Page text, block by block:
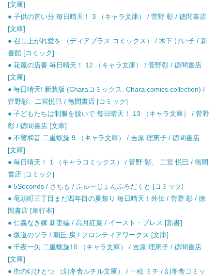
[文庫]
● 子供の言い分 毎日晴天！ 3 （キャラ文庫） / 菅野 彰 / 徳間書店
[文庫]
● 召し上がれ愛を （ディアプラス コミックス） / 木下 けい子 / 新
書館 [コミック]
● 花屋の店番 毎日晴天！ 12 （キャラ文庫） / 菅野彰 / 徳間書店
[文庫]
● 毎日晴天! 新装版 (Charaコミックス. Chara comics collection) /
菅野彰、二宮悦巳 / 徳間書店 [コミック]
● 子どもたちは制服を脱いで 毎日晴天！ 13 （キャラ文庫） / 菅野
彰 / 徳間書店 [文庫]
● 不響和音 二重螺旋 9 （キャラ文庫） / 吉原 理恵子 / 徳間書店
[文庫]
● 毎日晴天！ 1 （キャラコミックス） / 菅野 彰、 二宮 悦巳 / 徳間
書店 [コミック]
● 5Seconds / さちも / ふゅーじょんぷろだくと [コミック]
● 竜頭町三丁目まだ四年目の夏祭り 毎日晴天！外伝 / 菅野 彰 / 徳
間書店 [単行本]
● 仁義なき嫁 新妻編 / 高月紅葉 / イースト・プレス [新書]
● 坂道のソラ / 朝丘 戻 / フロンティアワークス [文庫]
● 千夜一矢 二重螺旋10 （キャラ文庫） / 吉原 理恵子 / 徳間書店
[文庫]
● 街の灯ひとつ （幻冬舎ルチル文庫） / 一穂 ミチ / 幻冬舎コミッ